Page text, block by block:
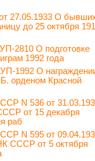
27.05.1933 О
до 25 октября
2810 О подготовке
1992 года
1992 О
орденом Красной
N 536 от
от 15 декабря
раб
N 595 от
СССР от 5 октября